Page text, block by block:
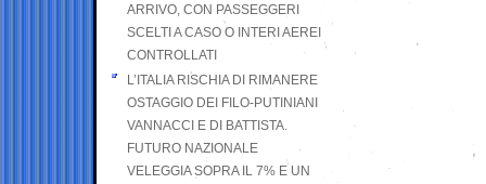
ARRIVO, CON PASSEGGERI
SCELTI A CASO O INTERI AEREI
CONTROLLATI
L’ITALIA RISCHIA DI RIMANERE
OSTAGGIO DEI FILO-PUTINIANI
VANNACCI E DI BATTISTA.
FUTURO NAZIONALE
VELEGGIA SOPRA IL 7% E UN